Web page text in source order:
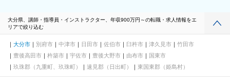
大分県、講師・指導員・インストラクター、年収900万円～の転職・求人情報をエ
リアで絞り込む
大分市 別府市 中津市 日田市 佐伯市 臼杵市 津久見市
竹田市
豊後高田市
杵築市 宇佐市 豊後大野市 由布市
国東市
玖珠郡（九重町、玖珠町）
速見郡（日出町） 東国東郡（姫島村）